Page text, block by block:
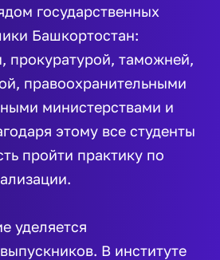
государственных
Башкортостан:
прокуратурой, таможней,
правоохранительными
министерствами и
этому все студенты
пройти практику по
уделяется
В институте